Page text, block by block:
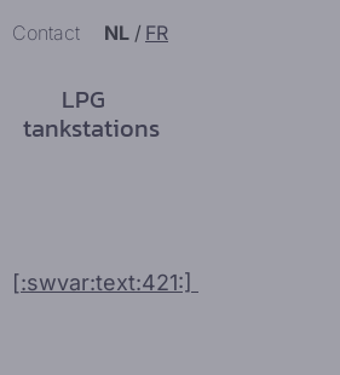
Contact NL / FR
LPG
tankstations
[:swvar:text:421:]